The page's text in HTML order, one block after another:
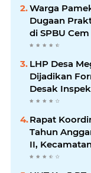
Warga
Dugaan
di SPBU
Klarifikasi
LHP Desa
Dijadikan
Desak
Seluruh
Rapat
Tahun
II,
Libatkan 12